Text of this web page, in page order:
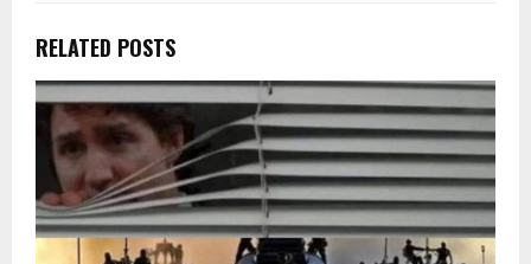
RELATED POSTS